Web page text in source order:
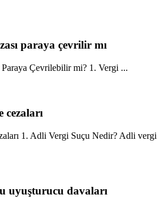
paraya çevrilir mı
Paraya Çevrilebilir mi? 1. Vergi ...
cezaları
1. Adli Vergi Suçu Nedir? Adli vergi
uyuşturucu davaları